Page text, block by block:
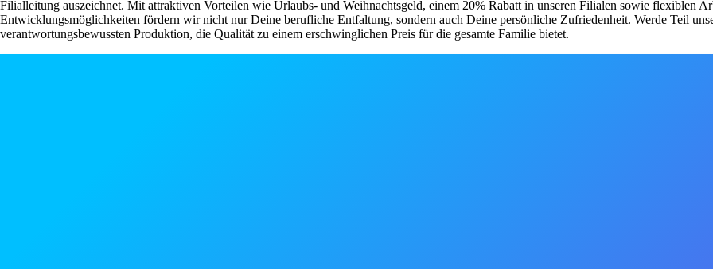
Filialleitung auszeichnet. Mit attraktiven Vorteilen wie Urlaubs- und Weihnachtsgeld, einem 20% Rabatt in unseren Filialen sowie flexiblen
Entwicklungsmöglichkeiten fördern wir nicht nur Deine berufliche Entfaltung, sondern auch Deine persönliche Zufriedenheit. Werde Teil
verantwortungsbewussten Produktion, die Qualität zu einem erschwinglichen Preis für die gesamte Familie bietet.